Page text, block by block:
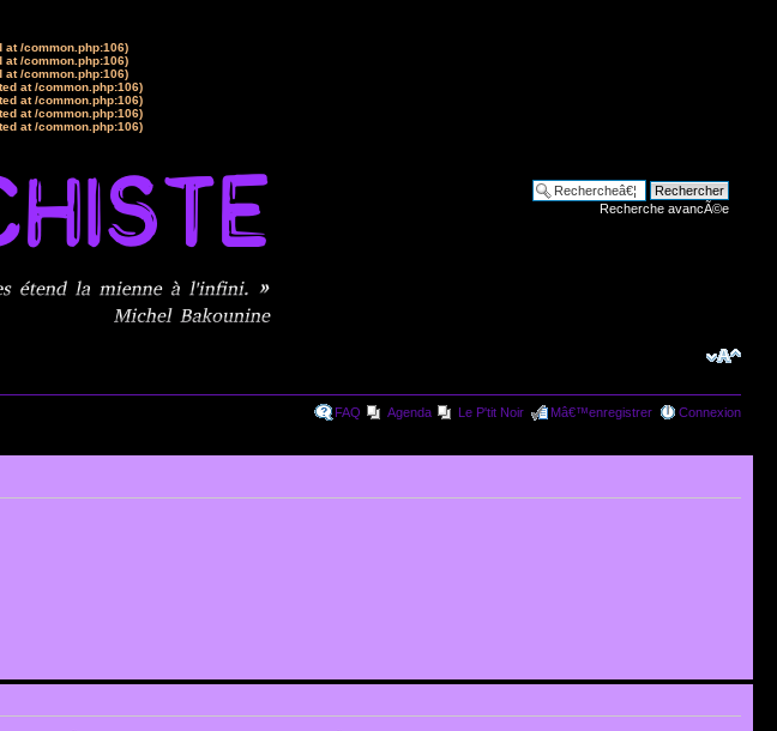
/common.php:106)
/common.php:106)
/common.php:106)
at /common.php:106)
at /common.php:106)
at /common.php:106)
at /common.php:106)
Recherche avancÃ©e
FAQ Agenda Le P'tit Noir Mâ€™enregistrer Connexion